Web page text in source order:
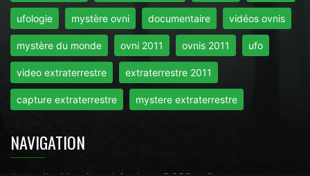
ufologie mystère ovni documentaire vidéos ovnis
mystère du monde ovni 2011 ovnis 2011 ufo
video extraterrestre extraterrestre 2011
capture extraterrestre mystere extraterrestre
NAVIGATION